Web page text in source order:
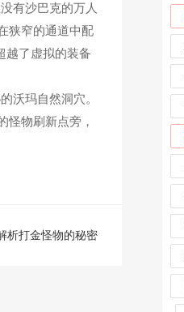
有沙巴克的万人
狭窄的通道中配
越了虚拟的装备
玛自然洞穴。
怪物刷新点旁，
析打金怪物的秘密